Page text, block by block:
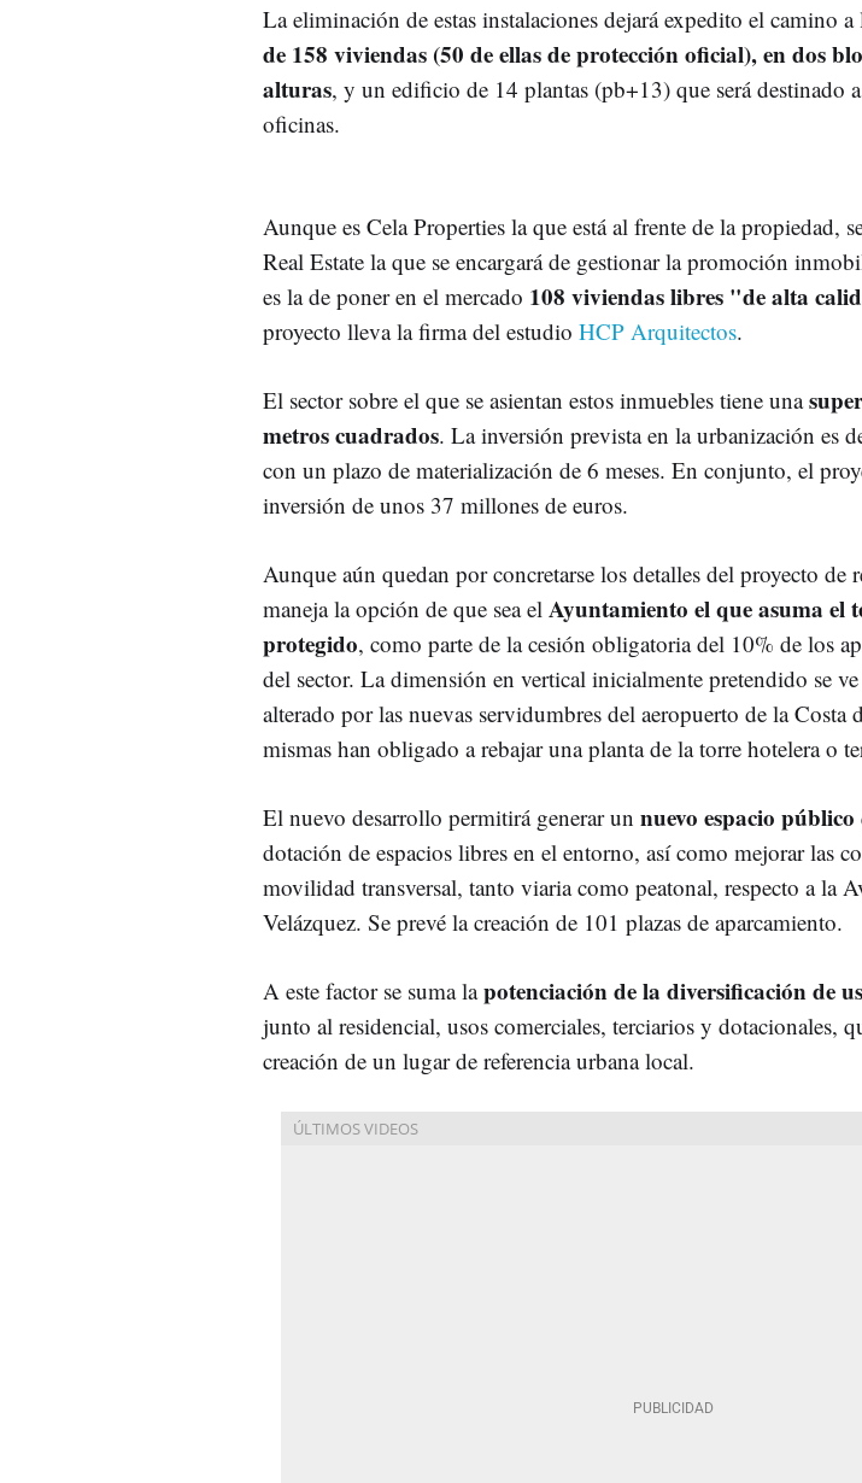
La eliminación de estas instalaciones dejará expedito el camino a
de 158 viviendas (50 de ellas de protección oficial), en dos
alturas, y un edificio de 14 plantas (pb+13) que será destinado
oficinas.
Aunque es Cela Properties la que está al frente de la propiedad,
Real Estate la que se encargará de gestionar la promoción
es la de poner en el mercado 108 viviendas libres "de alta
proyecto lleva la firma del estudio HCP Arquitectos.
El sector sobre el que se asientan estos inmuebles tiene una
metros cuadrados. La inversión prevista en la urbanización es
con un plazo de materialización de 6 meses. En conjunto, el
inversión de unos 37 millones de euros.
Aunque aún quedan por concretarse los detalles del proyecto de
maneja la opción de que sea el Ayuntamiento el que asuma el
protegido, como parte de la cesión obligatoria del 10% de los
del sector. La dimensión en vertical inicialmente pretendido se
alterado por las nuevas servidumbres del aeropuerto de la Costa
mismas han obligado a rebajar una planta de la torre hotelera o
El nuevo desarrollo permitirá generar un nuevo espacio público
dotación de espacios libres en el entorno, así como mejorar las
movilidad transversal, tanto viaria como peatonal, respecto a la
Velázquez. Se prevé la creación de 101 plazas de aparcamiento.
A este factor se suma lapotenciación de la diversificación de
junto al residencial, usos comerciales, terciarios y dotacionales,
creación de un lugar de referencia urbana local.